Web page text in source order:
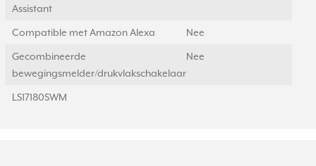
Assistant
Compatible met Amazon Alexa Nee
Gecombineerde
bewegingsmelder/drukvlakschakelaar
Nee
LS17180SWM